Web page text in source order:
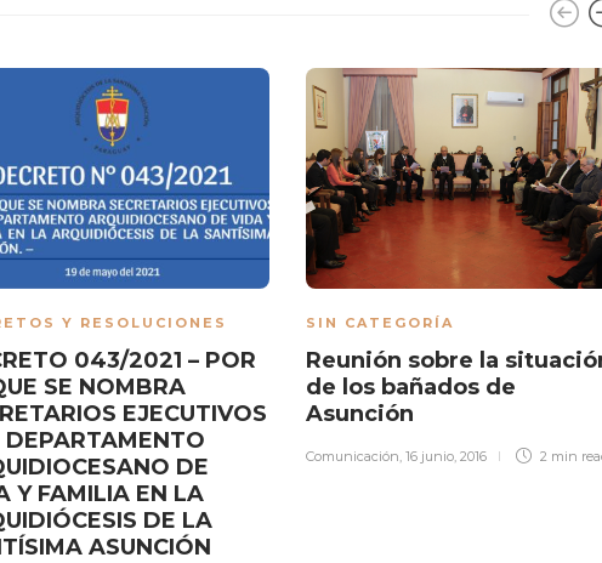
Y RESOLUCIONES
043/2021 – POR
SE NOMBRA
EJECUTIVOS
DEPARTAMENTO
DE
Y FAMILIA EN LA
DE LA
ASUNCIÓN
SIN CATEGORÍA
Reunión sobre la
de los bañados de
Asunción
Comunicación, 16 junio, 2016 2 min